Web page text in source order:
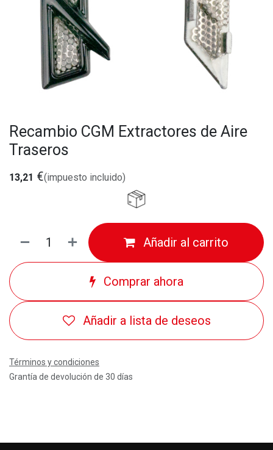
Recambio CGM Extractores de Aire
Traseros
13,21 €(impuesto incluido)
Añadir al carrito
Comprar ahora
Añadir a lista de deseos
Términos y condiciones
Grantía de devolución de 30 días